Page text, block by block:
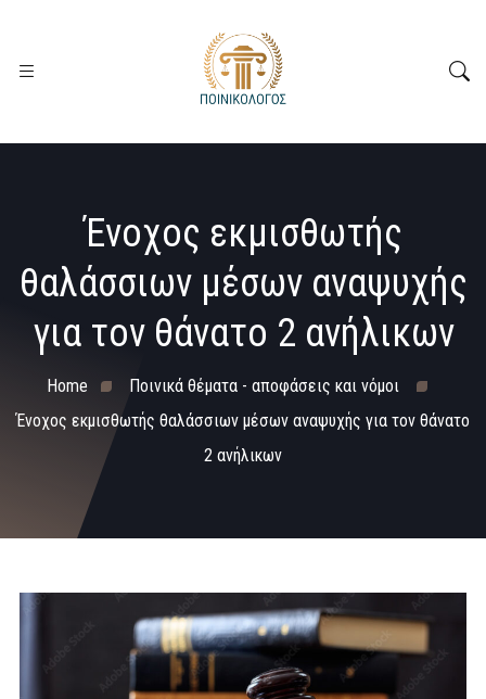
Ένοχος εκμισθωτής
θαλάσσιων μέσων αναψυχής
για τον θάνατο 2 ανήλικων
Home
Ποινικά θέματα - αποφάσεις και νόμοι
Ένοχος εκμισθωτής θαλάσσιων μέσων αναψυχής για τον θάνατο
2 ανήλικων